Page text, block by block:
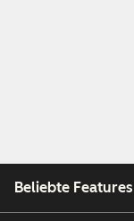
Beliebte Features